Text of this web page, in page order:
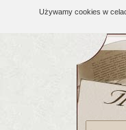
Używamy cookies w